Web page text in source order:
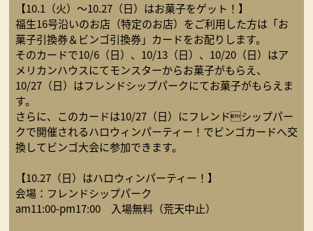
【10.1（火）〜10.27（日）はお菓子をゲット！】
福生16号沿いのお店（特定のお店）をご利用した方は「お
菓子引換券＆ビンゴ引換券」カードをお配りします。
そのカードで10/6（日）、10/13（日）、10/20（日）はア
メリカンハウスにてモンスターからお菓子がもらえ、
10/27（日）はフレンドシップパークにてお菓子がもらえま
す。
さらに、このカードは10/27（日）にフレンドシップパー
クで開催されるハロウィンパーティー！でビンゴカードへ交
換してビンゴ大会に参加できます。
【10.27（日）はハロウィンパーティー！】
会場：フレンドシップパーク
am11:00-pm17:00 入場無料（荒天中止）